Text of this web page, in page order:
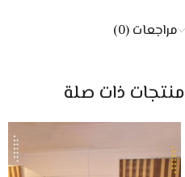
مراجعات (0)
منتجات ذات صلة